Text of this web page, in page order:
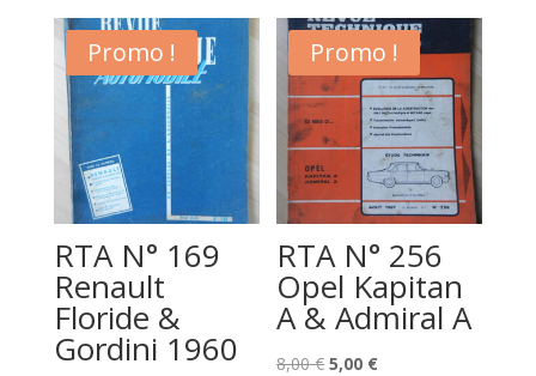
initial
était :
8,00 €.
actuel
est :
5,00 €.
Promo !
RTA N° 169
Renault
Floride &
Gordini 1960
Promo !
RTA N° 256
Opel Kapitan
A & Admiral A
8,00€ Le
5,00 €Le